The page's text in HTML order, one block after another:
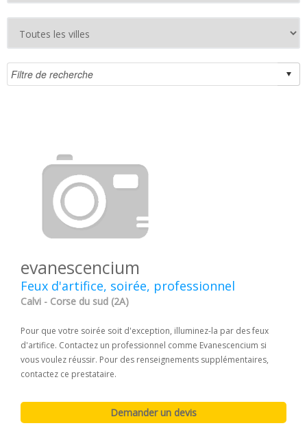
evanescencium
Feux d'artifice, soirée, professionnel
Calvi - Corse du sud (2A)
Pour que votre soirée soit d'exception, illuminez-la par des feux
d'artifice. Contactez un professionnel comme Evanescencium si
vous voulez réussir. Pour des renseignements supplémentaires,
contactez ce prestataire.